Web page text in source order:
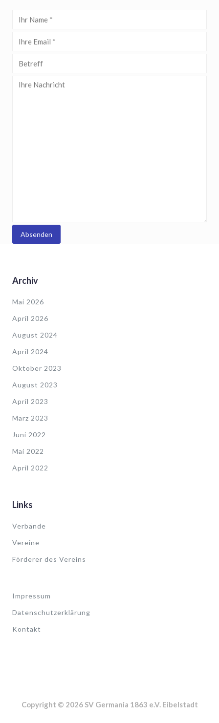
Archiv
Mai 2026
April 2026
August 2024
April 2024
Oktober 2023
August 2023
April 2023
März 2023
Juni 2022
Mai 2022
April 2022
Links
Verbände
Vereine
Förderer des Vereins
Impressum
Datenschutzerklärung
Kontakt
Copyright © 2026 SV Germania 1863 e.V. Eibelstadt